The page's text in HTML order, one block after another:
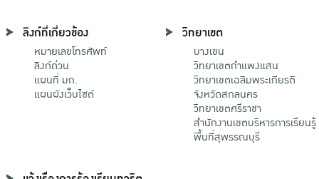
ลิงก์ที่เกี่ยวข้อง
หมายเลขโทรศัพท์
ลิงก์ด่วน
แผนที่ มก.
แผนผังเว็บไซต์
วิทยาเขต
บางเขน
วิทยาเขตกําแพงแสน
วิทยาเขตเฉลิมพระเกียรติ
จังหวัดสกลนคร
วิทยาเขตศรีราชา
สำนักงานเขตบริหารการเรียนรู้
พื้นที่สุพรรณบุรี